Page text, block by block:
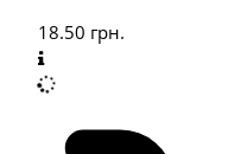
18.50 грн.